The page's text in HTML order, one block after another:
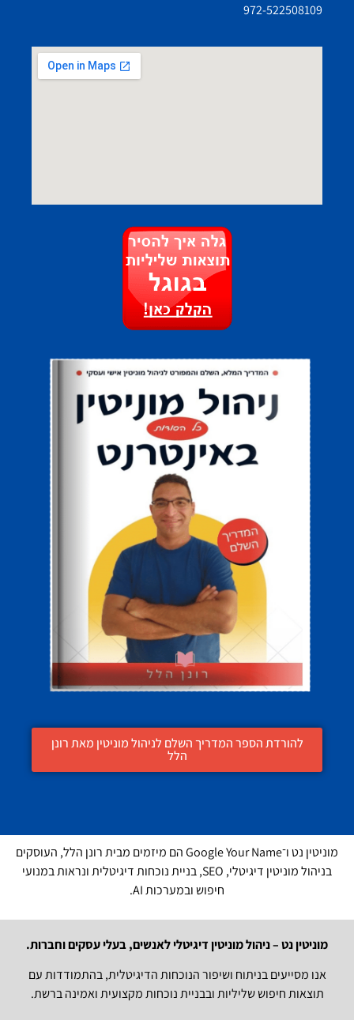
972-522508109
להורדת הספר המדריך השלם לניהול מוניטין מאת רונן
הלל
מוניטין נט ו־Google Your Name הם מיזמים מבית רונן הלל, העוסקים
בניהול מוניטין דיגיטלי, SEO, בניית נוכחות דיגיטלית ונראות במנועי
חיפוש ובמערכות AI.
מוניטין נט – ניהול מוניטין דיגיטלי לאנשים, בעלי עסקים וחברות.
אנו מסייעים בניתוח ושיפור הנוכחות הדיגיטלית, בהתמודדות עם
תוצאות חיפוש שליליות ובבניית נוכחות מקצועית ואמינה ברשת.